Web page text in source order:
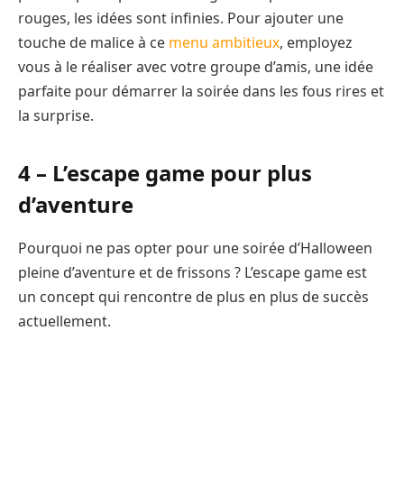
rouges, les idées sont infinies. Pour ajouter une
touche de malice à ce menu ambitieux, employez
vous à le réaliser avec votre groupe d’amis, une idée
parfaite pour démarrer la soirée dans les fous rires et
la surprise.
4 – L’escape game pour plus
d’aventure
Pourquoi ne pas opter pour une soirée d’Halloween
pleine d’aventure et de frissons ? L’escape game est
un concept qui rencontre de plus en plus de succès
actuellement.